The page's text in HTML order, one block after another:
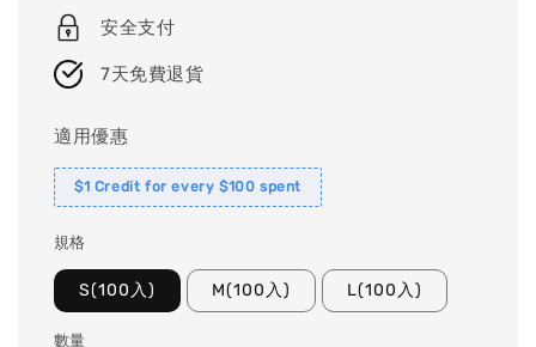
安全支付
7天免費退貨
適用優惠
$1 Credit for every $100 spent
規格
S(100入) M(100入) L(100入)
數量